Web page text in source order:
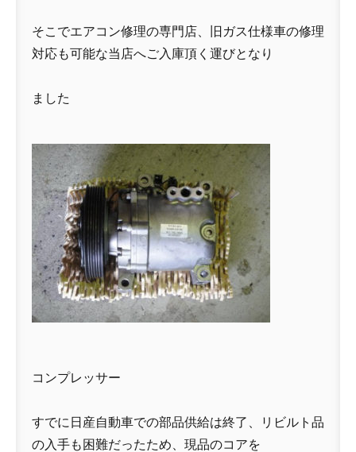
そこでエアコン修理の専門店、旧ガス仕様車の修理
対応も可能な当店へご入庫頂く運びとなり
ました
コンプレッサー
すでに日産自動車での部品供給は終了、リビルト品
の入手も困難だったため、現品のコアを